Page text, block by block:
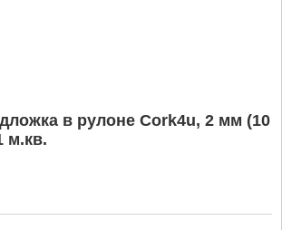
в рулоне Cork4u, 2 мм (10
м.кв.